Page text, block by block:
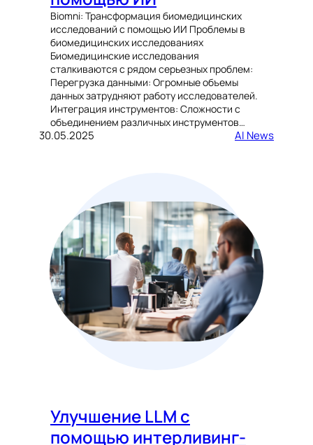
Biomni: Трансформация биомедицинских
исследований с помощью ИИ Проблемы в
биомедицинских исследованиях
Биомедицинские исследования
сталкиваются с рядом серьезных проблем:
Перегрузка данными: Огромные объемы
данных затрудняют работу исследователей.
Интеграция инструментов: Сложности с
объединением различных инструментов…
30.05.2025 AI News
Улучшение LLM с
помощью интерливинг-